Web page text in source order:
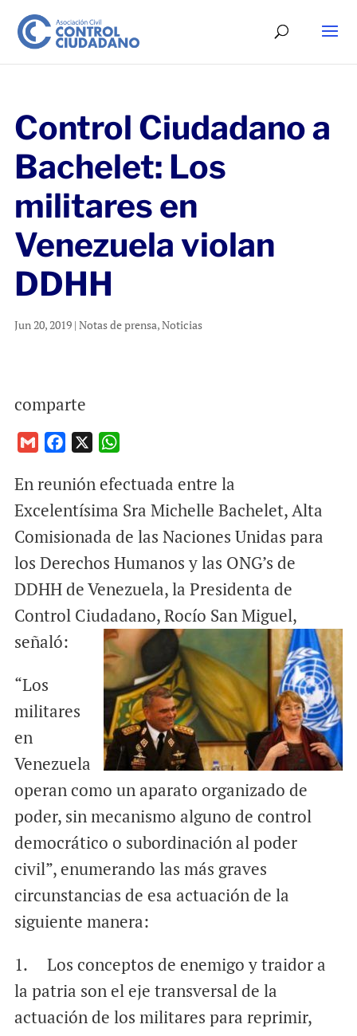
Control Ciudadano a
Bachelet: Los
militares en
Venezuela violan
DDHH
Jun 20, 2019| Notas de prensa,Noticias
comparte
a
i
c
e
o
o
k
a
t
A
p
p
En reunión efectuada entre la
Excelentísima Sra Michelle Bachelet, Alta
Comisionada de las Naciones Unidas para
los Derechos Humanos y las ONG’s de
DDHH de Venezuela, la Presidenta de
Control Ciudadano, Rocío San Miguel,
señaló:
“Los
militares
en
Venezuela
operan como un aparato organizado de
poder, sin mecanismo alguno de control
democrático o subordinación al poder
civil”, enumerando las más graves
circunstancias de esa actuación de la
siguiente manera:
1. Los conceptos de enemigo y traidor a
la patria son el eje transversal de la
actuación de los militares para reprimir,